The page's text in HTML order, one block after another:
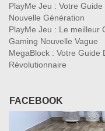
PlayMe Jeu : Votre
Nouvelle Génération
PlayMe Jeu : Le meilleur
Gaming Nouvelle Vague
MegaBlock : Votre Guide
Révolutionnaire
FACEBOOK